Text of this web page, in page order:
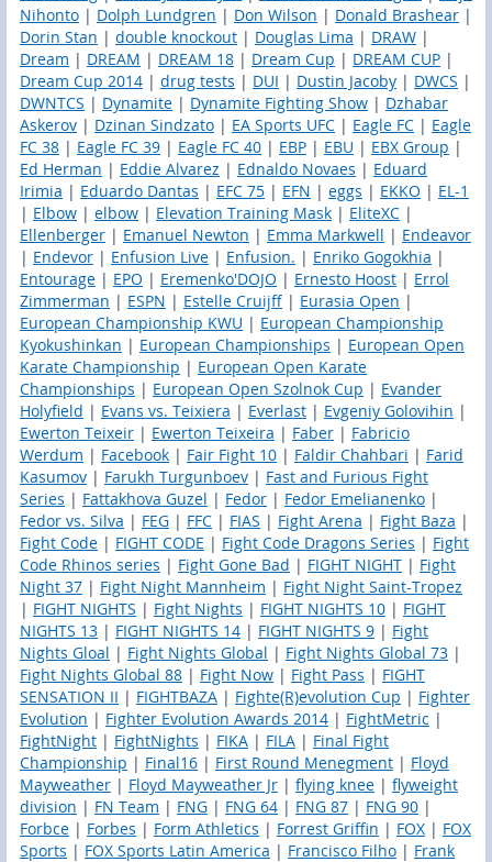
Nihonto | Dolph Lundgren | Don Wilson | Donald Brashear |
Dorin Stan | double knockout | Douglas Lima | DRAW |
Dream | DREAM | DREAM 18 | Dream Cup | DREAM CUP |
Dream Cup 2014 | drug tests | DUI | Dustin Jacoby | DWCS |
DWNTCS | Dynamite | Dynamite Fighting Show | Dzhabar
Askerov | Dzinan Sindzato | EA Sports UFC | Eagle FC | Eagle
FC 38 | Eagle FC 39 | Eagle FC 40 | EBP | EBU | EBX Group |
Ed Herman | Eddie Alvarez | Ednaldo Novaes | Eduard
Irimia | Eduardo Dantas | EFC 75 | EFN | eggs | EKKO | EL-1
| Elbow | elbow | Elevation Training Mask | EliteXC |
Ellenberger | Emanuel Newton | Emma Markwell | Endeavor
| Endevor | Enfusion Live | Enfusion. | Enriko Gogokhia |
Entourage | EPO | Eremenko'DOJO | Ernesto Hoost | Errol
Zimmerman | ESPN | Estelle Cruijff | Eurasia Open |
European Championship KWU | European Championship
Kyokushinkan | European Championships | European Open
Karate Championship | European Open Karate
Championships | European Open Szolnok Cup | Evander
Holyfield | Evans vs. Teixiera | Everlast | Evgeniy Golovihin |
Ewerton Teixeir | Ewerton Teixeira | Faber | Fabricio
Werdum | Facebook | Fair Fight 10 | Faldir Chahbari | Farid
Kasumov | Farukh Turgunboev | Fast and Furious Fight
Series | Fattakhova Guzel | Fedor | Fedor Emelianenko |
Fedor vs. Silva | FEG | FFC | FIAS | Fight Arena | Fight Baza |
Fight Code | FIGHT CODE | Fight Code Dragons Series | Fight
Code Rhinos series | Fight Gone Bad | FIGHT NIGHT | Fight
Night 37 | Fight Night Mannheim | Fight Night Saint-Tropez
| FIGHT NIGHTS | Fight Nights | FIGHT NIGHTS 10 | FIGHT
NIGHTS 13 | FIGHT NIGHTS 14 | FIGHT NIGHTS 9 | Fight
Nights Gloal | Fight Nights Global | Fight Nights Global 73 |
Fight Nights Global 88 | Fight Now | Fight Pass | FIGHT
SENSATION II | FIGHTBAZA | Fighte(R)evolution Cup | Fighter
Evolution | Fighter Evolution Awards 2014 | FightMetric |
FightNight | FightNights | FIKA | FILA | Final Fight
Championship | Final16 | First Round Menegment | Floyd
Mayweather | Floyd Mayweather Jr | flying knee | flyweight
division | FN Team | FNG | FNG 64 | FNG 87 | FNG 90 |
Forbce | Forbes | Form Athletics | Forrest Griffin | FOX | FOX
Sports | FOX Sports Latin America | Francisco Filho | Frank